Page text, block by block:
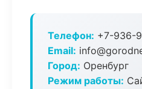
Телефон: +7-936-
Email:
Город: Оренбург
Режим работы: